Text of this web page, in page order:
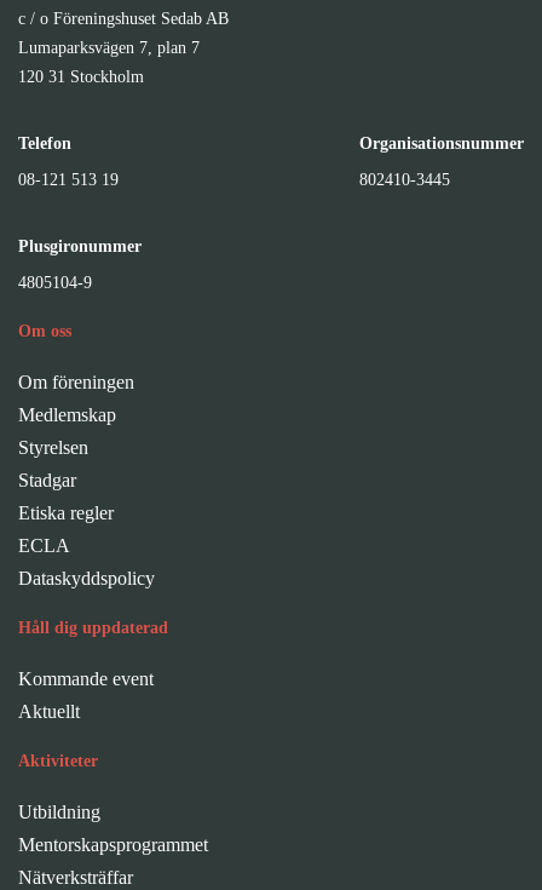
c / o Föreningshuset Sedab AB
Lumaparksvägen 7, plan 7
120 31 Stockholm
Telefon
08-121 513 19
Organisationsnummer
802410-3445
Plusgironummer
4805104-9
Om oss
Om föreningen
Medlemskap
Styrelsen
Stadgar
Etiska regler
ECLA
Dataskyddspolicy
Håll dig uppdaterad
Kommande event
Aktuellt
Aktiviteter
Utbildning
Mentorskapsprogrammet
Nätverksträffar